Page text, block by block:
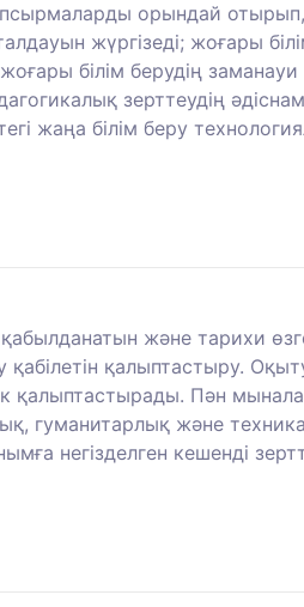
орындай
жүргізеді; жоғары
білім берудің
зерттеудің
жаңа білім беру
және тарихи
қалыптастыру.
қалыптастырады. Пән
гуманитарлық және
негізделген кешенді